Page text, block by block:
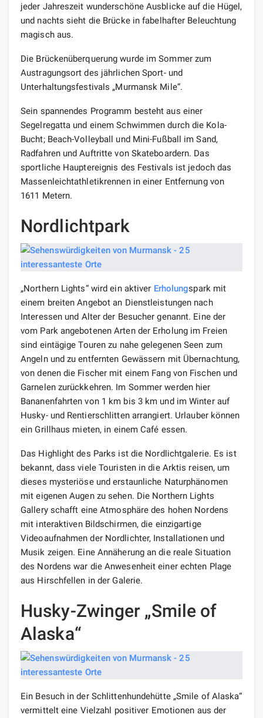
jeder Jahreszeit wunderschöne Ausblicke auf die Hügel,
und nachts sieht die Brücke in fabelhafter Beleuchtung
magisch aus.
Die Brückenüberquerung wurde im Sommer zum
Austragungsort des jährlichen Sport- und
Unterhaltungsfestivals „Murmansk Mile“.
Sein spannendes Programm besteht aus einer
Segelregatta und einem Schwimmen durch die Kola-
Bucht; Beach-Volleyball und Mini-Fußball im Sand,
Radfahren und Auftritte von Skateboardern. Das
sportliche Hauptereignis des Festivals ist jedoch das
Massenleichtathletikrennen in einer Entfernung von
1611 Metern.
Nordlichtpark
„Northern Lights“ wird ein aktiver Erholungspark mit
einem breiten Angebot an Dienstleistungen nach
Interessen und Alter der Besucher genannt. Eine der
vom Park angebotenen Arten der Erholung im Freien
sind eintägige Touren zu nahe gelegenen Seen zum
Angeln und zu entfernten Gewässern mit Übernachtung,
von denen die Fischer mit einem Fang von Fischen und
Garnelen zurückkehren. Im Sommer werden hier
Bananenfahrten von 1 km bis 3 km und im Winter auf
Husky- und Rentierschlitten arrangiert. Urlauber können
ein Grillhaus mieten, in einem Café essen.
Das Highlight des Parks ist die Nordlichtgalerie. Es ist
bekannt, dass viele Touristen in die Arktis reisen, um
dieses mysteriöse und erstaunliche Naturphänomen
mit eigenen Augen zu sehen. Die Northern Lights
Gallery schafft eine Atmosphäre des hohen Nordens
mit interaktiven Bildschirmen, die einzigartige
Videoaufnahmen der Nordlichter, Installationen und
Musik zeigen. Eine Annäherung an die reale Situation
des Nordens war die Anwesenheit einer echten Plage
aus Hirschfellen in der Galerie.
Husky-Zwinger „Smile of
Alaska“
Ein Besuch in der Schlittenhundehütte „Smile of Alaska“
vermittelt eine Vielzahl positiver Emotionen aus der